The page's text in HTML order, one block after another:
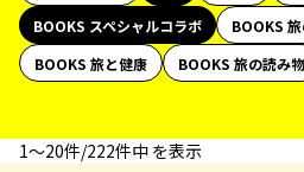
BOOKS スペシャルコラボ
BOOKS
BOOKS 旅と健康
BOOKS 旅の読み物
1〜20件/222件中 を表示